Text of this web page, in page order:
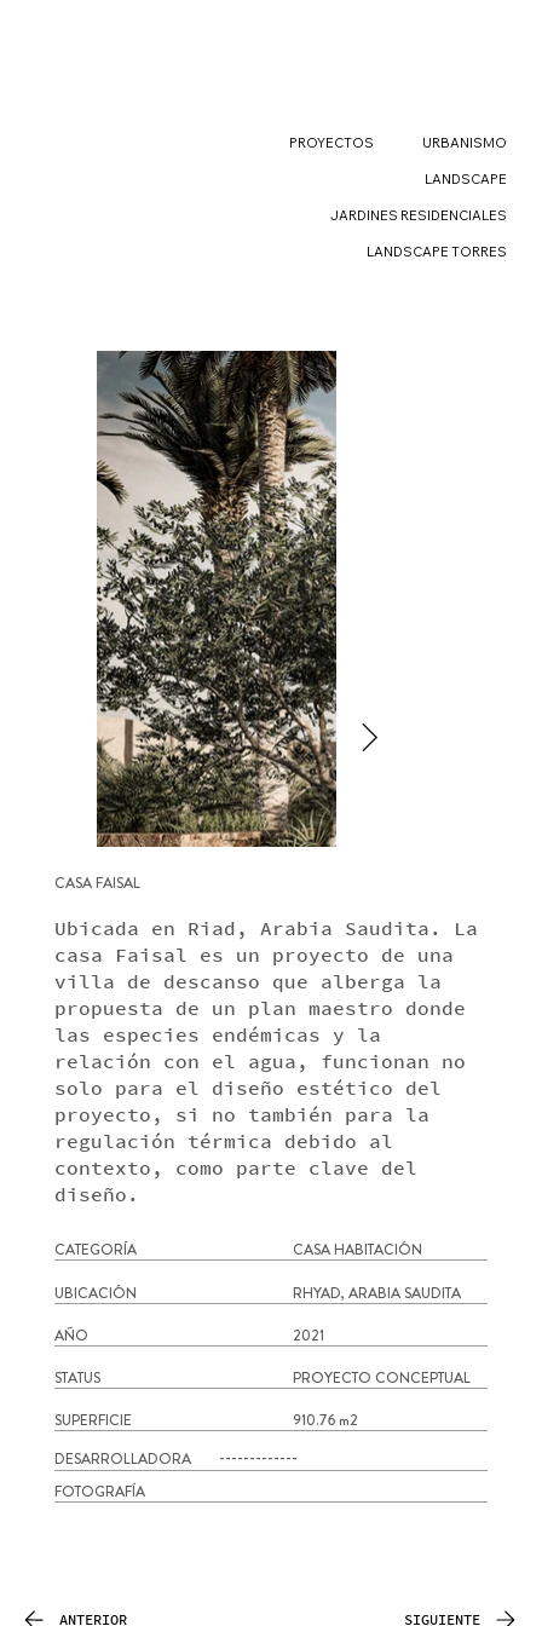
PROYECTOS URBANISMO
LANDSCAPE
JARDINES RESIDENCIALES
LANDSCAPE TORRES
CASA FAISAL
Ubicada en Riad, Arabia Saudita. La
casa Faisal es un proyecto de una
villa de descanso que alberga la
propuesta de un plan maestro donde
las especies endémicas y la
relación con el agua, funcionan no
solo para el diseño estético del
proyecto, si no también para la
regulación térmica debido al
contexto, como parte clave del
diseño.
CATEGORÍA CASA HABITACIÓN
SIGUIENTE
ANTERIOR
UBICACIÓN
RHYAD, ARABIA SAUDITA
AÑO
2021
STATUS
PROYECTO CONCEPTUAL
SUPERFICIE
910.76 m2
DESARROLLADORA
-------------
FOTOGRAFÍA